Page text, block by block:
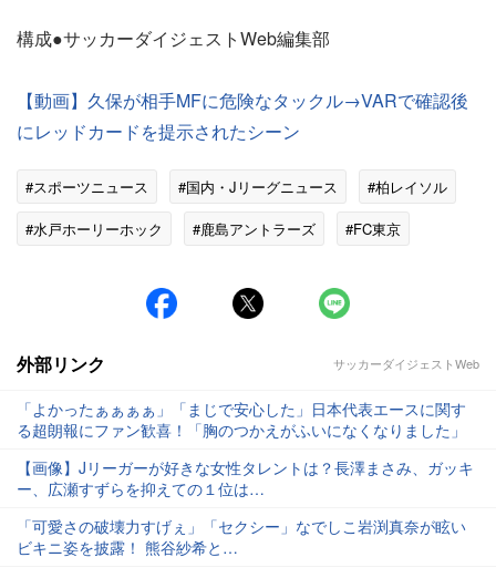
構成●サッカーダイジェストWeb編集部
【動画】久保が相手MFに危険なタックル→VARで確認後
にレッドカードを提示されたシーン
#スポーツニュース #国内・Jリーグニュース
#柏レイソル
#水戸ホーリーホック
#鹿島アントラーズ
#FC東京
外部リンク サッカーダイジェストWeb
「よかったぁぁぁぁ」「まじで安心した」日本代表エースに関す
る超朗報にファン歓喜！「胸のつかえがふいになくなりました」
【画像】Jリーガーが好きな女性タレントは？長澤まさみ、ガッキ
ー、広瀬すずらを抑えての１位は…
「可愛さの破壊力すげぇ」「セクシー」なでしこ岩渕真奈が眩い
ビキニ姿を披露！ 熊谷紗希と…